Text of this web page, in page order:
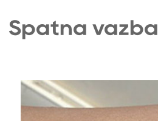
Spätná väzba